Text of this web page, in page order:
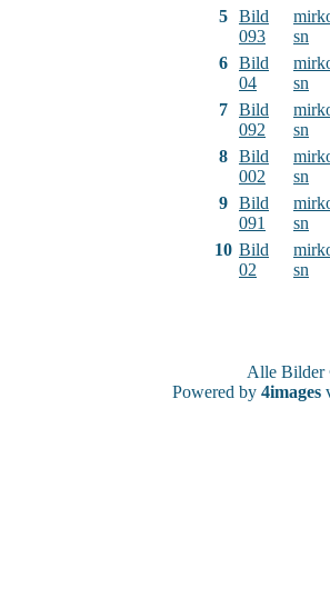
5 Bild
093
sn
6 Bild
04
sn
7 Bild
092
sn
8 Bild
002
sn
9 Bild
091
sn
10 Bild
02
sn
Alle
Powered by 4images